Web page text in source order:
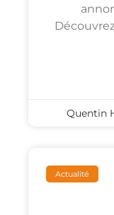
Quentin
Actualité